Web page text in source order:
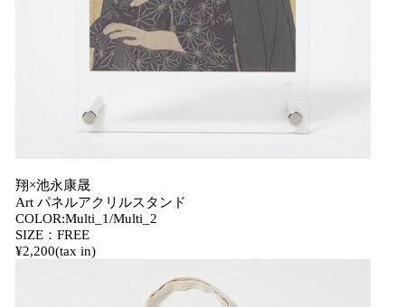
翔×池永康晟
Art パネルアクリルスタンド
COLOR:Multi_1/Multi_2
SIZE：FREE
¥2,200(tax in)